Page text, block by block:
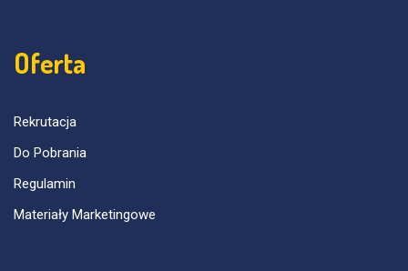
Oferta
Rekrutacja
Do Pobrania
Regulamin
Materiały Marketingowe